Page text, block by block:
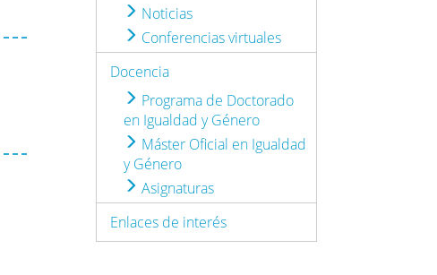
Noticias
Conferencias virtuales
Docencia
Programa de Doctorado
en Igualdad y Género
Máster Oficial en Igualdad
y Género
Asignaturas
Enlaces de interés